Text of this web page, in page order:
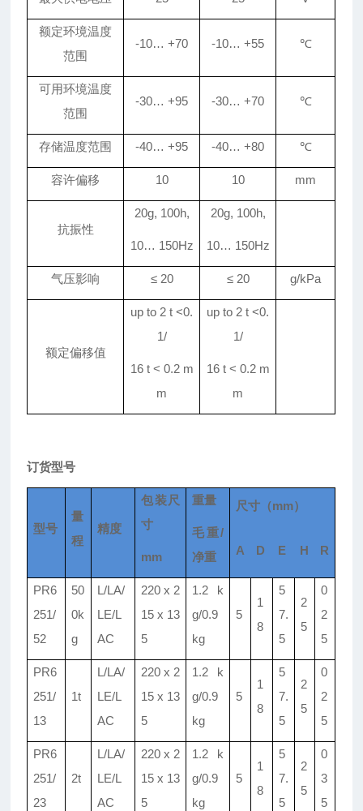
额定环境温度
范围
-10… +70 -10… +55 ℃
可用环境温度
范围
-30… +95 -30… +70 ℃
存储温度范围 -40… +95 -40… +80 ℃
容许偏移 10 10 mm
抗振性
20g, 100h,
10… 150Hz
20g, 100h,
10… 150Hz
气压影响 ≤20 ≤20 g/kPa
额定偏移值
up to 2 t <0.
1/
16 t < 0.2 m
m
up to 2 t <0.
1/
16 t < 0.2 m
m
订货型号
型号
量
程
精度
包装尺
寸
mm
重量
毛重/
净重
尺寸（mm）
A D E H R
PR6
251/
52
50
0k
g
L/LA/
LE/L
AC
220 x 2
15 x 13
5
1.2 k
g/0.9
kg
5
1
8
5
7.
5
2
5
0
2
5
PR6
251/
13
1t
L/LA/
LE/L
AC
220 x 2
15 x 13
5
1.2 k
g/0.9
kg
5
1
8
5
7.
5
2
5
0
2
5
PR6
251/
23
2t
L/LA/
LE/L
AC
220 x 2
15 x 13
5
1.2 k
g/0.9
kg
5
1
8
5
7.
5
2
5
0
3
5